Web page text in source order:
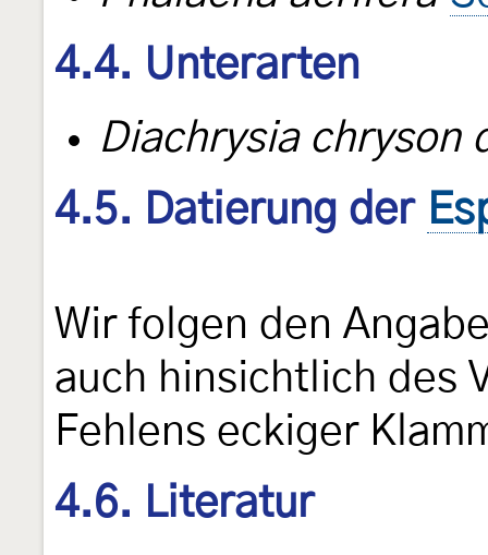
4.4. Unterarten
Diachrysia chryson
4.5. Datierung der
Wir folgen den
auch hinsichtlich des
Fehlens eckiger
4.6. Literatur